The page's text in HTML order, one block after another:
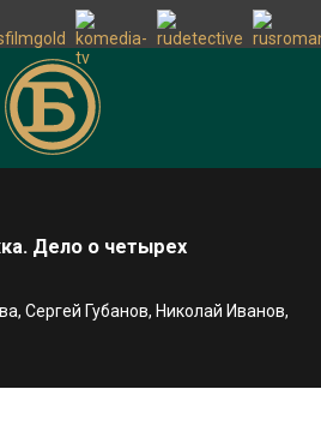
Дело о четырех
Сергей Губанов, Николай Иванов,